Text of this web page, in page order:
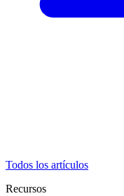
Todos los artículos
Recursos